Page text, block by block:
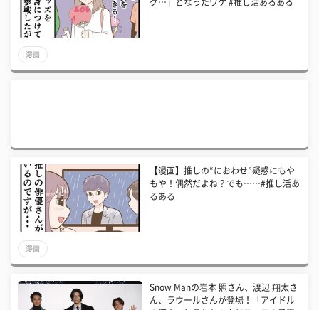
グ…」となったワケ #推し活あるある
漫画
【漫画】推しの“におわせ”疑惑にもや
もや！偶然だよね？でも……#推し活あ
るある
漫画
Snow Manの岩本 照さん、渡辺 翔太さ
ん、ラウールさんが登場！「アイドル